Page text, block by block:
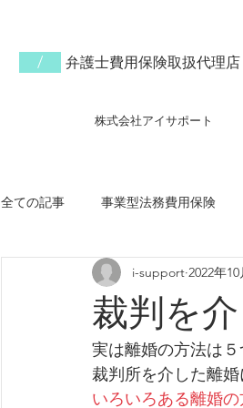
/ ​弁護士費用保険取扱代理店
株式会社アイサポート
全ての記事 事業型法務費用保険
いじめ問題 ネ
裁判を
i-support 2022年
実は離婚の方法は
裁判所を介した離
いろいろある離婚